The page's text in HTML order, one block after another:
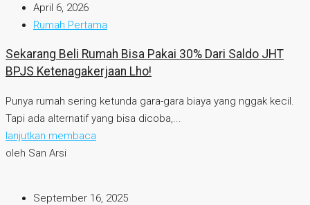
April 6, 2026
Rumah Pertama
Sekarang Beli Rumah Bisa Pakai 30% Dari Saldo JHT
BPJS Ketenagakerjaan Lho!
Punya rumah sering ketunda gara-gara biaya yang nggak kecil.
Tapi ada alternatif yang bisa dicoba,...
lanjutkan membaca
oleh San Arsi
September 16, 2025